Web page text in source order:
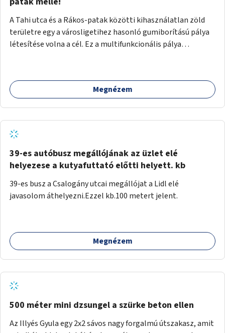
A Tahi utca és a Rákos-patak közötti kihasználatlan zöld
területre egy a városligetihez hasonló gumiborítású pálya
létesítése volna a cél. Ez a multifunkcionális pálya
Megnézem
39-es autóbusz megállójának az üzlet elé
helyezese a kutyafuttató előtti helyett. kb
39-es busz a Csalogány utcai megállójat a Lidl elé
javasolom áthelyezni.Ezzel kb.100 metert jelent.
Megnézem
500 méter mini dzsungel a szürke beton ellen
Az Illyés Gyula egy 2x2 sávos nagy forgalmú útszakasz, amit